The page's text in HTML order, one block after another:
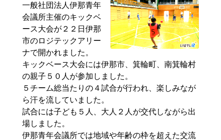
一般社団法人伊那青年
会議所主催のキックベ
ース大会が２２日伊那
市のロジテックアリー
ナで開かれました。
キックベース大会には伊那市、箕輪町、南箕輪村
の親子５０人が参加しました。
５チーム総当たりの４試合が行われ、楽しみなが
ら汗を流していました。
試合には子ども５人、大人２人が交代しながら出
場しました。
伊那青年会議所では地域や年齢の枠を超えた交流